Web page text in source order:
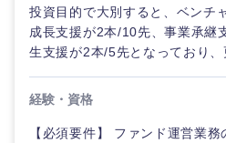
投資目的で大別すると、ベンチ
成長支援が2本/10先、事業承継
生支援が2本/5先となっており、
経験・資格
【必須要件】 ファンド運営業